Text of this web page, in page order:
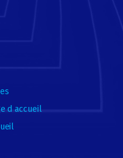
d accueil